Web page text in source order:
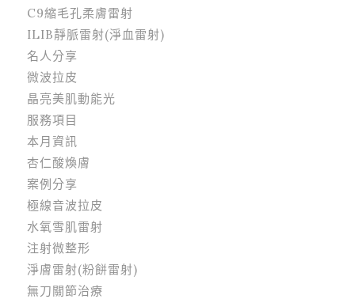
C9縮毛孔柔膚雷射
ILIB靜脈雷射(淨血雷射)
名人分享
微波拉皮
晶亮美肌動能光
服務項目
本月資訊
杏仁酸煥膚
案例分享
極線音波拉皮
水氧雪肌雷射
注射微整形
淨膚雷射(粉餅雷射)
無刀關節治療